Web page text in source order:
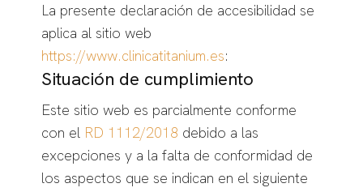
La presente declaración de accesibilidad se
aplica al sitio web
https://www.clinicatitanium.es:
Situación de cumplimiento
Este sitio web es parcialmente conforme
con el RD 1112/2018 debido a las
excepciones y a la falta de conformidad de
los aspectos que se indican en el siguiente